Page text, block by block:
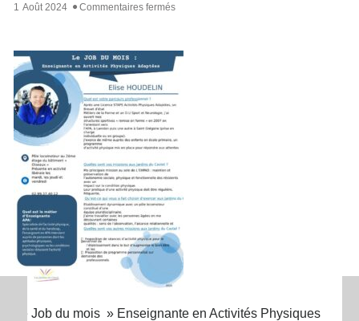
1 Août 2024 Commentaires ferméssur
du
Mois
Le Job du mois » Enseignante en Activités Physiques